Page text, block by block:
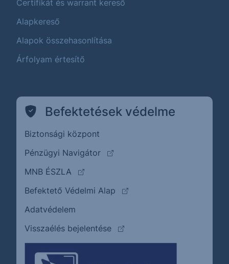
Certifikát és warrant kereső
Alapkereső
Alapok összehasonlítása
Árfolyam értesítő
Befektetések védelme
Biztonsági központ
Pénzügyi Navigátor
(külső oldalra ugrik)
MNB ÉSZLA
(külső oldalra ugrik)
Befektető Védelmi Alap
(külső oldalra ugrik)
Adatvédelem
Visszaélés bejelentése
(külső oldalra ugrik)